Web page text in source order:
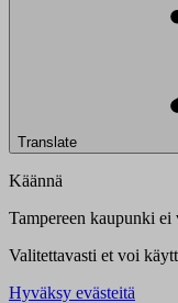
Translate
Käännä
Tampereen kaupunki ei
Valitettavasti et voi
Hyväksy evästeitä